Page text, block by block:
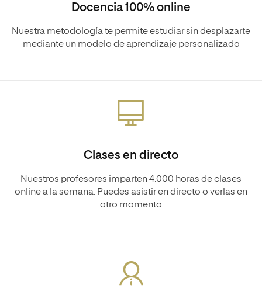
Docencia 100% online
Nuestra metodología te permite estudiar sin desplazarte
mediante un modelo de aprendizaje personalizado
Clases en directo
Nuestros profesores imparten 4.000 horas de clases
online a la semana. Puedes asistir en directo o verlas en
otro momento